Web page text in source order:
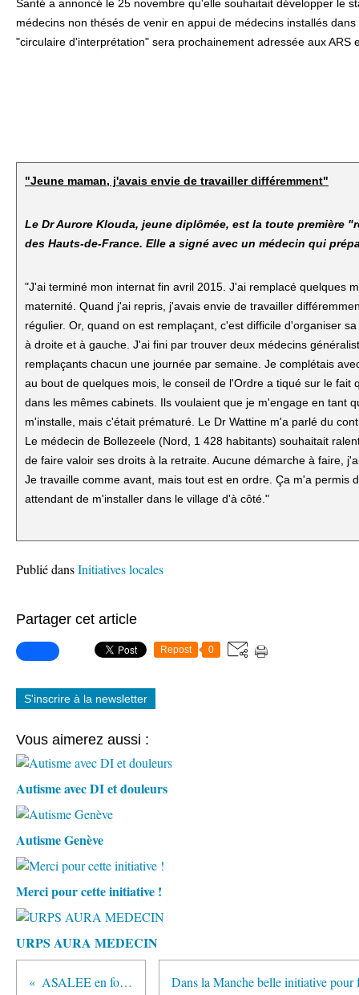
Santé a annoncé le 25 novembre qu'elle souhaitait développer le
médecins non thésés de venir en appui de médecins installés
"circulaire d'interprétation" sera prochainement adressée aux ARS
"Jeune maman, j'avais envie de travailler différemment"
Le Dr Aurore Klouda, jeune diplômée, est la toute première
des Hauts-de-France. Elle a signé avec un médecin qui
"J'ai terminé mon internat fin avril 2015. J'ai remplacé quelques
maternité. Quand j'ai repris, j'avais envie de travailler
régulier. Or, quand on est remplaçant, c'est difficile d'organiser
à droite et à gauche. J'ai fini par trouver deux médecins
remplaçants chacun une journée par semaine. Je complétais
au bout de quelques mois, le conseil de l'Ordre a tiqué sur le fait
dans les mêmes cabinets. Ils voulaient que je m'engage en tant
m'installe, mais c'était prématuré. Le Dr Wattine m'a parlé du
Le médecin de Bollezeele (Nord, 1 428 habitants) souhaitait
de faire valoir ses droits à la retraite. Aucune démarche à faire,
Je travaille comme avant, mais tout est en ordre. Ça m'a permis
attendant de m'installer dans le village d'à côté."
Publié dansInitiatives locales
Partager cet article
Repost 0
S'inscrire à la newsletter
Vous aimerez aussi :
Autisme avec DI et douleurs
Autisme Genève
Merci pour cette initiative !
URPS AURA MEDECIN
ASALEE en formation